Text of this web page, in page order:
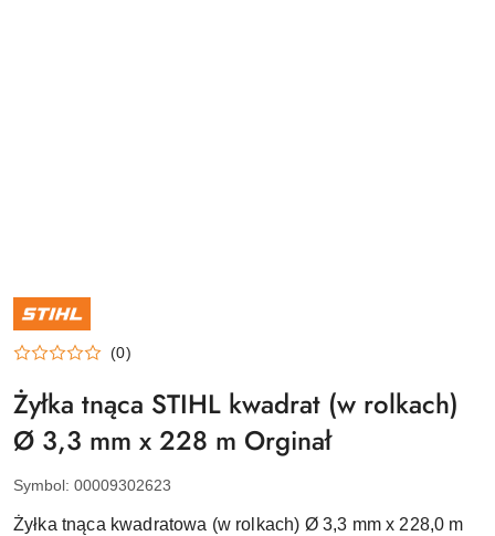
NAZWA
PRODUCENTA:
STIHL
(0)
Żyłka tnąca STIHL kwadrat (w rolkach)
Ø 3,3 mm x 228 m Orginał
Symbol: 00009302623
Żyłka tnąca kwadratowa (w rolkach) Ø 3,3 mm x 228,0 m